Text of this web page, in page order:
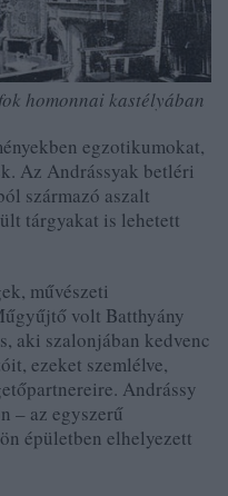
homonnai kastélyában
egzotikumokat,
Az Andrássyak betléri
származó aszalt
tárgyakat is lehetett
művészeti
volt Batthyány
aki szalonjában kedvenc
ezeket szemlélve,
Andrássy
– az egyszerű
épületben elhelyezett